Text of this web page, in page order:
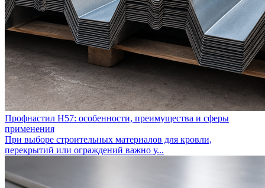
Профнастил Н57: особенности, преимущества и сферы
применения
При выборе строительных материалов для кровли,
перекрытий или ограждений важно у...